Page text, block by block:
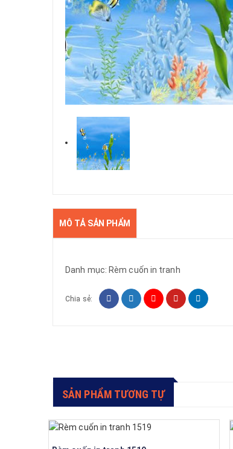
MÔ TẢ SẢN PHẨM
Danh mục: Rèm cuốn in tranh
Chia sẻ:
SẢN PHẨM TƯƠNG TỰ